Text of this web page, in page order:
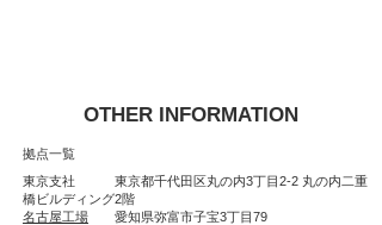
OTHER INFORMATION
​拠点一覧
東京支社 東京都千代田区丸の内3丁目2-2 丸の内二重
橋ビルディング2階
名古屋工場 愛知県弥富市子宝3丁目79